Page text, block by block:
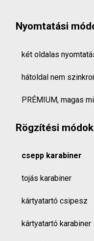
Nyomtatási
két oldalas
hátoldal nem
PRÉMIUM, magas
Rögzítési
csepp karabiner
tojás karabiner
kártyatartó csipesz
kártyatartó karabiner